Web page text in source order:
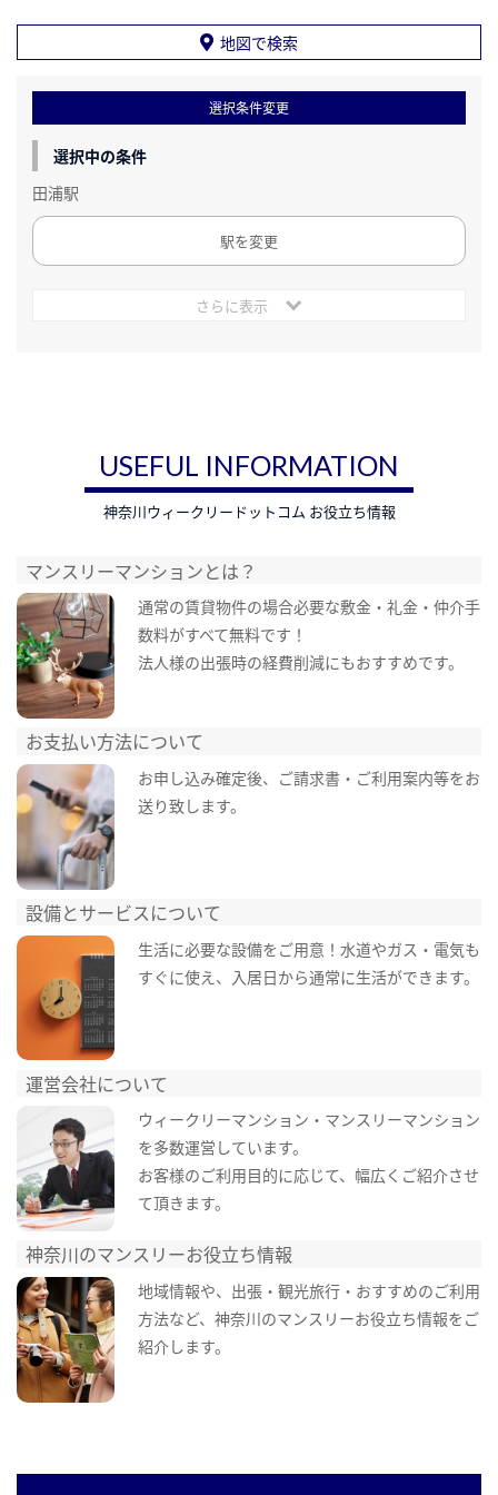
地図で検索
選択条件変更
選択中の条件
田浦駅
駅を変更
さらに表示
USEFUL INFORMATION
神奈川ウィークリードットコム お役立ち情報
マンスリーマンションとは？
通常の賃貸物件の場合必要な敷金・礼金・仲介手
数料がすべて無料です！
法人様の出張時の経費削減にもおすすめです。
お支払い方法について
お申し込み確定後、ご請求書・ご利用案内等をお
送り致します。
設備とサービスについて
生活に必要な設備をご用意！水道やガス・電気も
すぐに使え、入居日から通常に生活ができます。
運営会社について
ウィークリーマンション・マンスリーマンション
を多数運営しています。
お客様のご利用目的に応じて、幅広くご紹介させ
て頂きます。
神奈川のマンスリーお役立ち情報
地域情報や、出張・観光旅行・おすすめのご利用
方法など、神奈川のマンスリーお役立ち情報をご
紹介します。